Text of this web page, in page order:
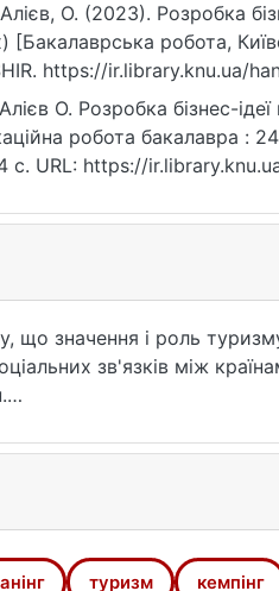
О. (2023). Розробка
[Бакалаврська робота,
https://ir.library.knu.ua/
О. Розробка бізнес-
робота бакалавра :
с. URL: https://
що значення і роль
зв'язків між
витрачати свій
ніж поїздка в
з тенденції розвитку
природою та
туризм кемпінг